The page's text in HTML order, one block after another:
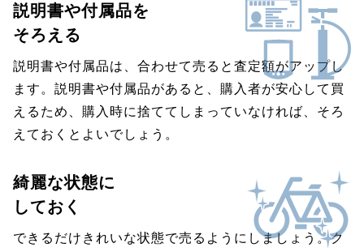
説明書や付属品を
そろえる
説明書や付属品は、合わせて売ると査定額がアップし
ます。説明書や付属品があると、購入者が安心して買
えるため、購入時に捨ててしまっていなければ、そろ
えておくとよいでしょう。
綺麗な状態に
しておく
できるだけきれいな状態で売るようにしましょう。ク